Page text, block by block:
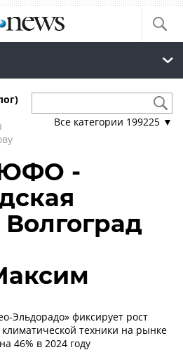
Все категории 199225 ▼
ЮФО -
Эльдорадо» фиксирует рост
техники на рынке
46% в 2024 году